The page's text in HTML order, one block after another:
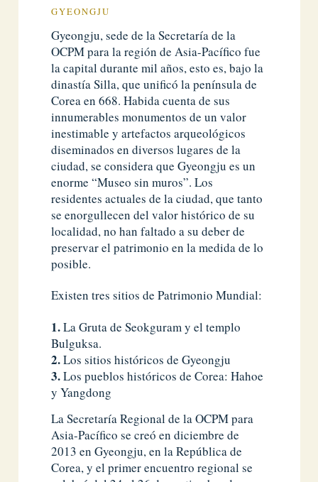
GYEONGJU
Gyeongju, sede de la Secretaría de la
OCPM para la región de Asia-Pacífico fue
la capital durante mil años, esto es, bajo la
dinastía Silla, que unificó la península de
Corea en 668. Habida cuenta de sus
innumerables monumentos de un valor
inestimable y artefactos arqueológicos
diseminados en diversos lugares de la
ciudad, se considera que Gyeongju es un
enorme “Museo sin muros”. Los
residentes actuales de la ciudad, que tanto
se enorgullecen del valor histórico de su
localidad, no han faltado a su deber de
preservar el patrimonio en la medida de lo
posible.
Existen tres sitios de Patrimonio Mundial:
La Gruta de Seokguram y el templo
Bulguksa.
Los sitios históricos de Gyeongju
Los pueblos históricos de Corea: Hahoe
y Yangdong
La Secretaría Regional de la OCPM para
Asia-Pacífico se creó en diciembre de
2013 en Gyeongju, en la República de
Corea, y el primer encuentro regional se